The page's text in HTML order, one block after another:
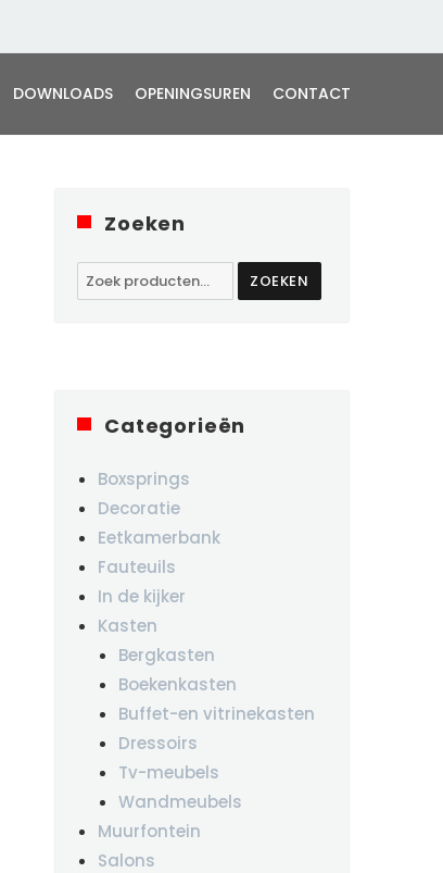
DOWNLOADS OPENINGSUREN CONTACT
Zoeken
Zoeken
naar:
ZOEKEN
Categorieën
Boxsprings
Decoratie
Eetkamerbank
Fauteuils
In de kijker
Kasten
Bergkasten
Boekenkasten
Buffet-en vitrinekasten
Dressoirs
Tv-meubels
Wandmeubels
Muurfontein
Salons